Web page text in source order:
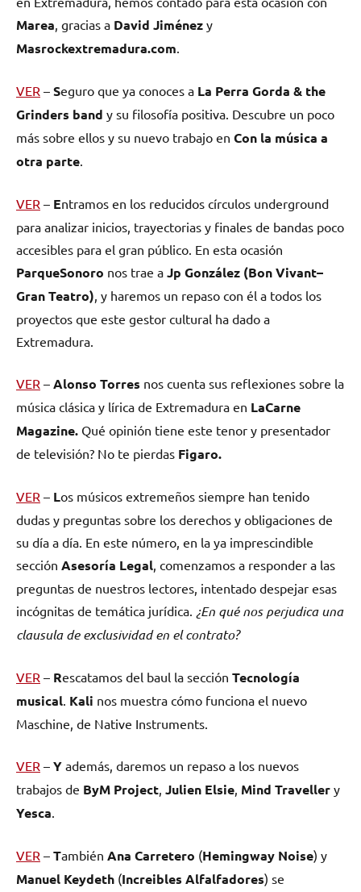
Marea , gracias a David Jiménez y
Masrockextremadura.com
VER – Seguro que ya conoces a La Perra Gorda & the
Grinders band y su filosofía positiva. Descubre un poco
más sobre ellos y su nuevo trabajo en Con la música a
otra parte
VER – Entramos en los reducidos círculos underground
para analizar inicios, trayectorias y finales de bandas poco
accesibles para el gran público. En esta ocasión
ParqueSonoro nos trae a Jp González (Bon Vivant–
Gran Teatro) , y haremos un repaso con él a todos los
proyectos que este gestor cultural ha dado a
Extremadura.
VER – Alonso Torres nos cuenta sus reflexiones sobre la
música clásica y lírica de Extremadura en LaCarne
Magazine. Qué opinión tiene este tenor y presentador
de televisión? No te pierdas Figaro.
VER – Los músicos extremeños siempre han tenido
dudas y preguntas sobre los derechos y obligaciones de
su día a día. En este número, en la ya imprescindible
sección Asesoría Legal , comenzamos a responder a las
preguntas de nuestros lectores, intentado despejar esas
incógnitas de temática jurídica. ¿En qué nos perjudica una
clausula de exclusividad en el contrato?
VER – Rescatamos del baul la sección Tecnología
musical Kali nos muestra cómo funciona el nuevo
Maschine , de Native Instruments.
VER – Y además, daremos un repaso a los nuevos
trabajos de ByM Project Julien Elsie Mind Traveller y
Yesca
VER – También Ana Carretero (Hemingway Noise) y
Manuel Keydeth (Increibles Alfalfadores) se